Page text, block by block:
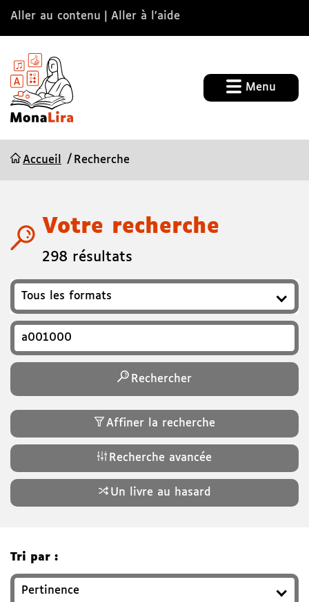
Aller au contenu Aller à l’aide
Menu
Accueil Recherche
Votre recherche
298 résultats
Format
Recherchez un titre, auteur, ISBN, genre…
Rechercher
Affiner la recherche
Recherche avancée
Un livre au hasard
Tri par :